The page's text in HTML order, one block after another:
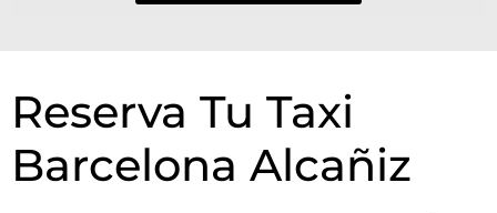
Reserva Tu Taxi
Barcelona Alcañiz